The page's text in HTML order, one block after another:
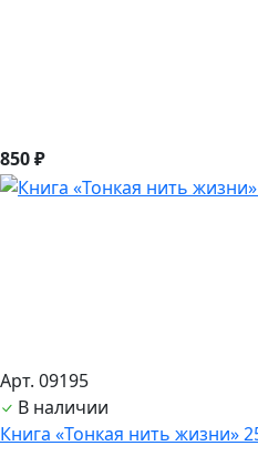
850 ₽
Арт. 09195
В наличии
Книга «Тонкая нить жизни»